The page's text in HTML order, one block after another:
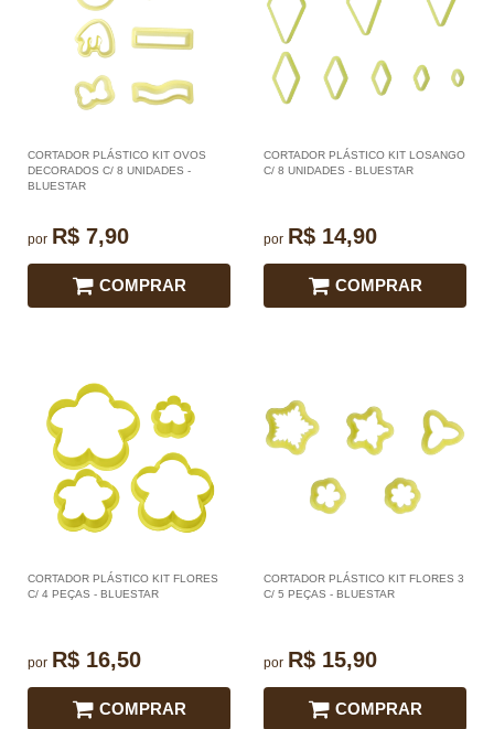
CORTADOR PLÁSTICO KIT OVOS
DECORADOS C/ 8 UNIDADES -
BLUESTAR
por R$ 7,90
COMPRAR
CORTADOR PLÁSTICO KIT LOSANGO
C/ 8 UNIDADES - BLUESTAR
por R$ 14,90
COMPRAR
CORTADOR PLÁSTICO KIT FLORES
C/ 4 PEÇAS - BLUESTAR
por R$ 16,50
COMPRAR
CORTADOR PLÁSTICO KIT FLORES 3
C/ 5 PEÇAS - BLUESTAR
por R$ 15,90
COMPRAR